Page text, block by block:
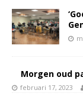
Morgen oud
februari 17, 2023